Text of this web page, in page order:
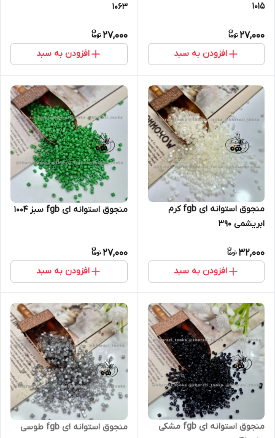
۱۰۱۵
27,000
افزودن به سبد
۱۰۶۳
27,000
افزودن به سبد
منجوق استوانه ای fgb کرم
ابریشمی ۳۹۰
32,000
افزودن به سبد
منجوق استوانه ای fgb سبز ۱۰۰۴
27,000
افزودن به سبد
منجوق استوانه ای fgb مشکی
منجوق استوانه ای fgb طوسی